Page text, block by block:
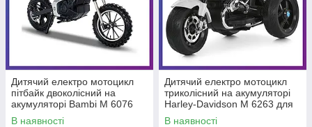
Дитячий електро мотоцикл
пітбайк двоколісний на
акумуляторі Bambi M 6076
для дітей 3-8 років Червоний
В наявності
Дитячий електро мотоцикл
триколісний на акумуляторі
Harley-Davidson M 6263 для
дітей 3-8 років Білий
В наявності